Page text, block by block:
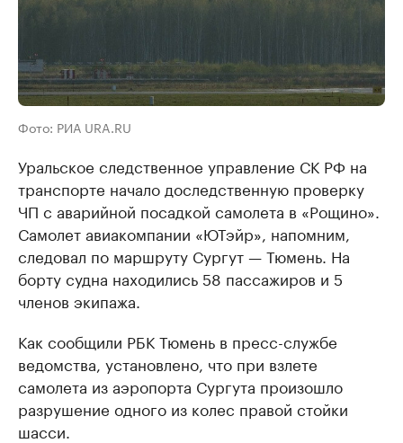
Фото: РИА URA.RU
Уральское следственное управление СК РФ на
транспорте начало доследственную проверку
ЧП с аварийной посадкой самолета в «Рощино».
Самолет авиакомпании «ЮТэйр», напомним,
следовал по маршруту Сургут — Тюмень. На
борту судна находились 58 пассажиров и 5
членов экипажа.
Как сообщили РБК Тюмень в пресс-службе
ведомства, установлено, что при взлете
самолета из аэропорта Сургута произошло
разрушение одного из колес правой стойки
шасси.